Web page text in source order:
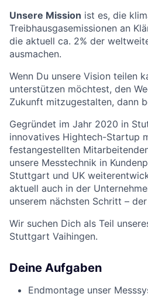
Unsere Mission ist es, die
Treibhausgasemissionen an
die aktuell ca. 2% der
ausmachen.
Wenn Du unsere Vision teilen
unterstützen möchtest, den
Zukunft mitzugestalten, dann
Gegründet im Jahr 2020 in
innovatives Hightech-Startup
festangestellten
unsere Messtechnik in
Stuttgart und UK
aktuell auch in der
unserem nächsten Schritt –
Wir suchen Dich als Teil
Stuttgart Vaihingen.
Deine Aufgaben
Endmontage unser